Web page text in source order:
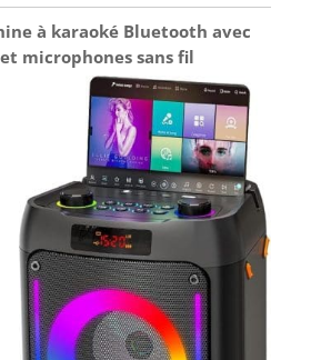
à karaoké Bluetooth avec
microphones sans fil